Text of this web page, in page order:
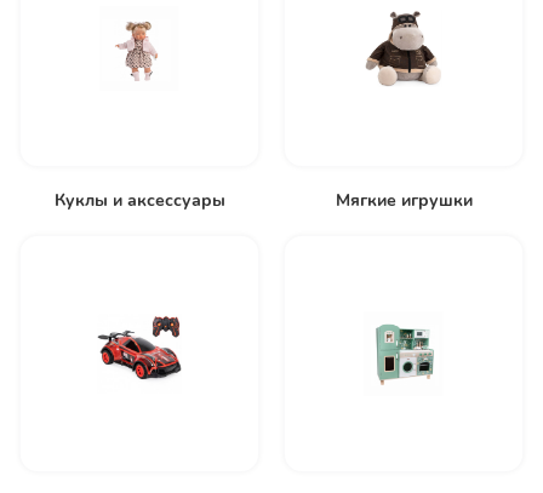
Куклы и аксессуары Мягкие игрушки